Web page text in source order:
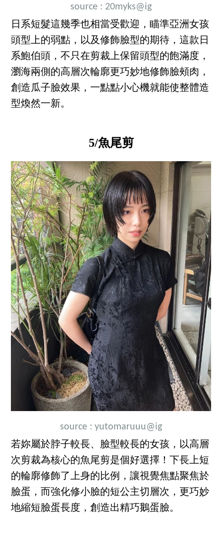
source : 20myks@ig
日系短髮這幾季也相當受歡迎，瞄準亞洲女孩
頭型上的弱點，以及修飾臉型的期待，這款日
系鮑伯頭，不只在剪裁上保留頭型的飽滿度，
瀏海兩側的高層次輪廓更巧妙地修飾臉頰肉，
創造瓜子臉效果，一點點小心機就能使整體造
型煥然一新。
5/魚尾剪
source : yutomaruuu @ig
若妳屬於脖子較長、臉型較長的女孩，以高層
次剪裁為核心的魚尾剪是個好選擇！下長上短
的輪廓修飾了上身的比例，讓視覺焦點聚焦於
臉蛋，而強化修小臉的短公主切層次，更巧妙
地縮短臉蛋長度，創造出精巧鵝蛋臉。